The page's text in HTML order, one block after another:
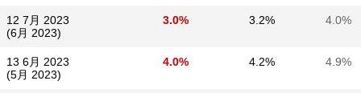
12 7月 2023
(6月 2023)
3.0% 3.2% 4.0%
13 6月 2023
(5月 2023)
4.0% 4.2% 4.9%